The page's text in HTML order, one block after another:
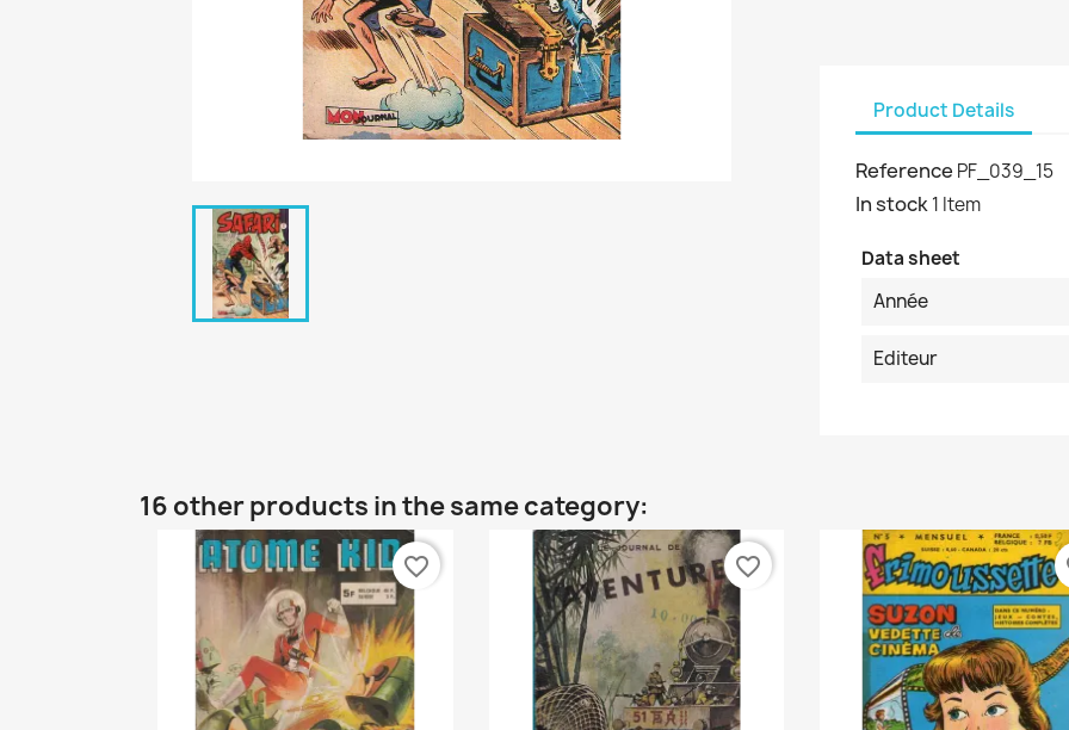
Product Details
Reference PF_039_15
In stock1 Item
Data sheet
Année
Editeur
16 other products in the same category:
favorite_border favorite_border